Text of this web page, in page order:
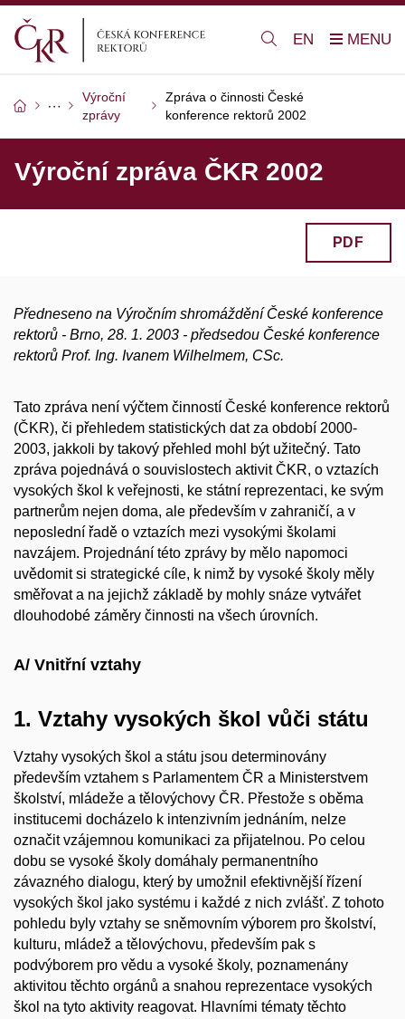
EN
Výroční
zprávy
Zpráva o činnosti České
konference rektorů 2002
Výroční zpráva ČKR 2002
PDF
Předneseno na Výročním shromáždění České konference
rektorů - Brno, 28. 1. 2003 - předsedou České konference
rektorů Prof. Ing. Ivanem Wilhelmem, CSc.
Tato zpráva není výčtem činností České konference rektorů
(ČKR), či přehledem statistických dat za období 2000-
2003, jakkoli by takový přehled mohl být užitečný. Tato
zpráva pojednává o souvislostech aktivit ČKR, o vztazích
vysokých škol k veřejnosti, ke státní reprezentaci, ke svým
partnerům nejen doma, ale především v zahraničí, a v
neposlední řadě o vztazích mezi vysokými školami
navzájem. Projednání této zprávy by mělo napomoci
uvědomit si strategické cíle, k nimž by vysoké školy měly
směřovat a na jejichž základě by mohly snáze vytvářet
dlouhodobé záměry činnosti na všech úrovních.
A/ Vnitřní vztahy
1. Vztahy vysokých škol vůči státu
Vztahy vysokých škol a státu jsou determinovány
především vztahem s Parlamentem ČR a Ministerstvem
školství, mládeže a tělovýchovy ČR. Přestože s oběma
institucemi docházelo k intenzivním jednáním, nelze
označit vzájemnou komunikaci za přijatelnou. Po celou
dobu se vysoké školy domáhaly permanentního
závazného dialogu, který by umožnil efektivnější řízení
vysokých škol jako systému i každé z nich zvlášť. Z tohoto
pohledu byly vztahy se sněmovním výborem pro školství,
kulturu, mládež a tělovýchovu, především pak s
podvýborem pro vědu a vysoké školy, poznamenány
aktivitou těchto orgánů a snahou reprezentace vysokých
škol na tyto aktivity reagovat. Hlavními tématy těchto